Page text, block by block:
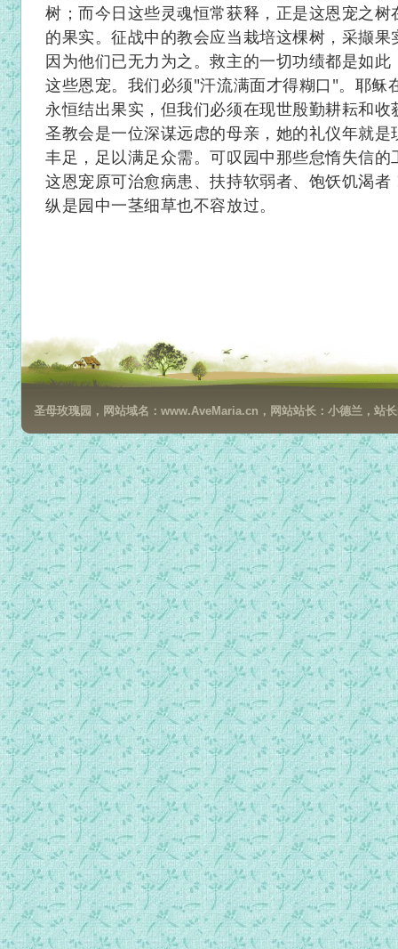
树；而今日这些灵魂恒常获释，正是这恩宠之
的果实。征战中的教会应当栽培这棵树，采撷
因为他们已无力为之。救主的一切功绩都是如
这些恩宠。我们必须"汗流满面才得糊口 "。耶稣
永恒结出果实，但我们必须在现世殷勤耕耘和
圣教会是一位深谋远虑的母亲，她的礼仪年就
丰足，足以满足众需。可叹园中那些怠惰失信
这恩宠原可治愈病患、扶持软弱者、饱饫饥渴
纵是园中一茎细草也不容放过。
圣母玫瑰园，网站域名：www.AveMaria.cn，网站站长：小德兰，